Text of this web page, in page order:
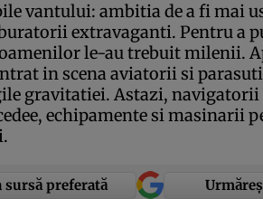
vantului: ambitia de a fi mai
extravaganti. Pentru a
le-au trebuit milenii.
in scena aviatorii si
gravitatiei. Astazi, navigatorii
echipamente si masinarii
sursă preferată